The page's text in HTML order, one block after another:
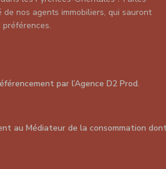
nos agents immobiliers, qui sauront
par l’Agence D2 Prod.
au Médiateur de la consommation